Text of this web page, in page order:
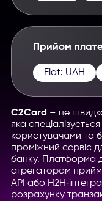
Прийом
Fiat: UAH
C2Card – це
яка
користувачами та
проміжний сервіс
банку. Платформа
агрегаторам
API або
розрахунку